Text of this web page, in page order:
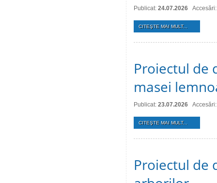
Publicat: 24.07.2026
CITEŞTE MAI MULT...
Proiectul de
masei
Publicat: 23.07.2026
CITEŞTE MAI MULT...
Proiectul de